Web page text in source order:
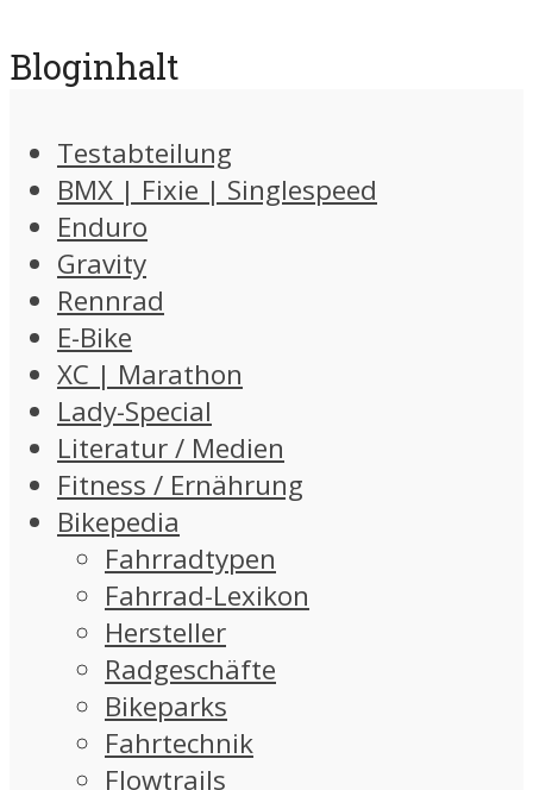
Bloginhalt
Testabteilung
BMX | Fixie | Singlespeed
Enduro
Gravity
Rennrad
E-Bike
XC | Marathon
Lady-Special
Literatur / Medien
Fitness / Ernährung
Bikepedia
Fahrradtypen
Fahrrad-Lexikon
Hersteller
Radgeschäfte
Bikeparks
Fahrtechnik
Flowtrails